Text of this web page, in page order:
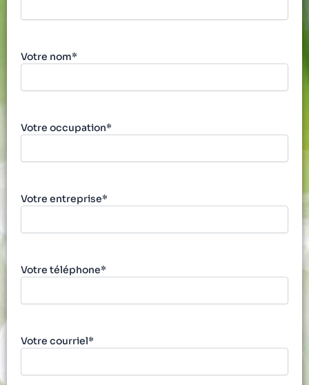
Votre nom*
Votre occupation*
Votre entreprise*
Votre téléphone*
Votre courriel*